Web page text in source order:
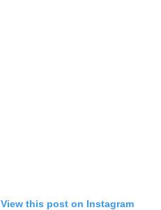
View this post on Instagram